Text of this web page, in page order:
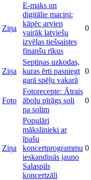
Ziņa
E-maks un
digitālie maciņi:
kāpēc arvien
vairāk latviešu
izvēlas tiešsaistes
finanšu rīkus
0
Ziņa
Septiņas uzkodas,
kuras ērti pasniegt
garā spēļu vakarā
0
Foto
Fotorecepte: Ātrais
ābolu pīrāgs soli
pa solim
0
Ziņa
Populāri
mākslinieki ar
īpašu
koncertprogrammu
ieskandinās jauno
Salaspils
koncertzāli
0